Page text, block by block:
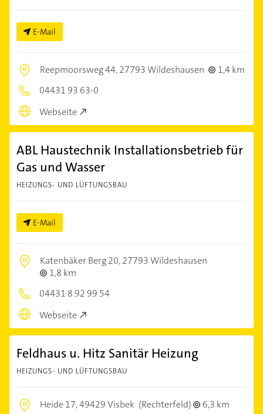
E-Mail
Reepmoorsweg 44,27793 Wildeshausen
1,4 km
04431 93 63-0
Webseite
ABL Haustechnik Installationsbetrieb für
Gas und Wasser
HEIZUNGS- UND LÜFTUNGSBAU
E-Mail
Katenbäker Berg 20,27793 Wildeshausen
1,8 km
04431 8 92 99 54
Webseite
Feldhaus u. Hitz Sanitär Heizung
HEIZUNGS- UND LÜFTUNGSBAU
Heide 17,49429 Visbek (Rechterfeld) 6,3 km